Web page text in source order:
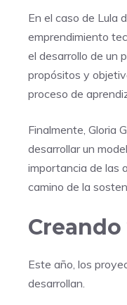
En el caso de Lula
emprendimiento
el desarrollo de un
propósitos y
proceso de
Finalmente, Gloria
desarrollar un
importancia de las
camino de la
Este año, los
desarrollan.